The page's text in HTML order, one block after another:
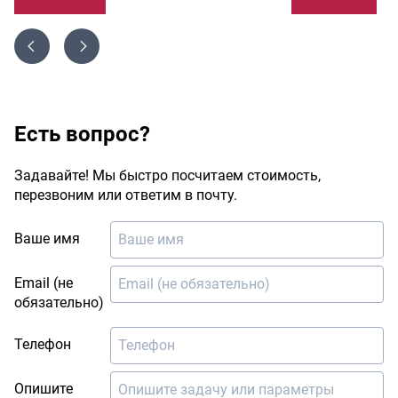
Есть вопрос?
Задавайте! Мы быстро посчитаем стоимость,
перезвоним или ответим в почту.
Ваше имя
Email (не
обязательно)
Телефон
Опишите